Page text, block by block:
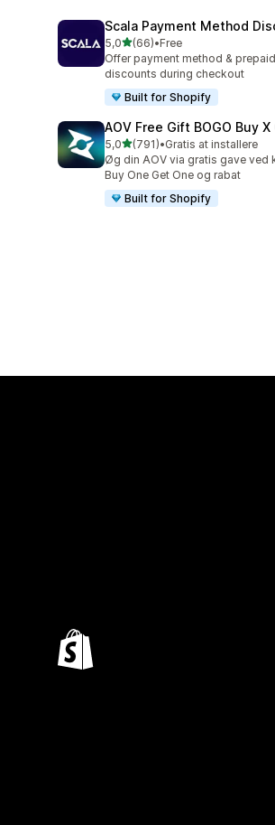
Scala Payment Method
5,0ud af 5 stjerner
(66)
66 anmeldelser i alt
•Free
Offer payment method & prepaid
discounts during checkout
Built for Shopify
AOV Free Gift BOGO Buy X
5,0ud af 5 stjerner
(791)
791 anmeldelser i alt
•Gratis at installere
Øg din AOV via gratis gave ved
Buy One Get One og rabat
Built for Shopify